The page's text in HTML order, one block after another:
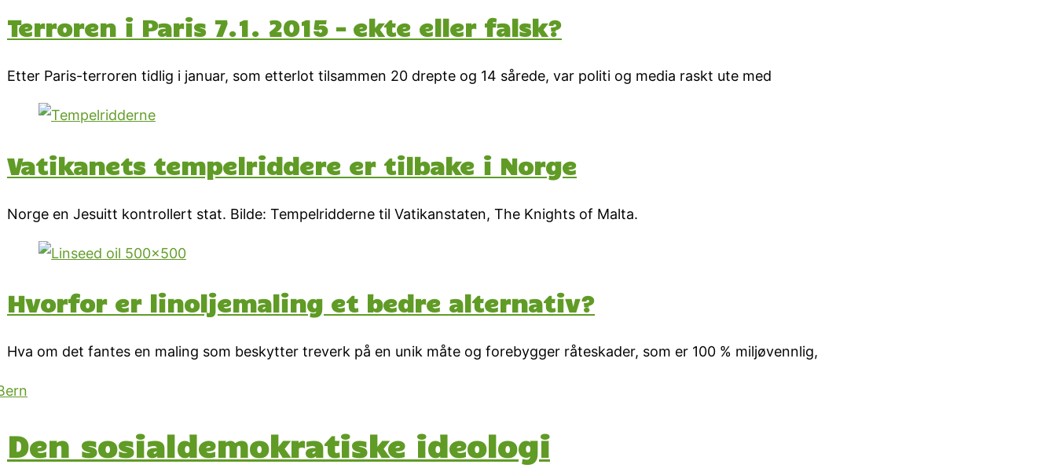
Terroren i Paris 7.1. 2015 – ekte eller falsk?
Etter Paris-terroren tidlig i januar, som etterlot tilsammen 20 drepte og 14 sårede, var politi og media raskt ute med
Vatikanets tempelriddere er tilbake i Norge
Norge en Jesuitt kontrollert stat. Bilde: Tempelridderne til Vatikanstaten, The Knights of Malta.
Hvorfor er linoljemaling et bedre alternativ?
Hva om det fantes en maling som beskytter treverk på en unik måte og forebygger råteskader, som er 100 % miljøvennlig,
Den sosialdemokratiske ideologi